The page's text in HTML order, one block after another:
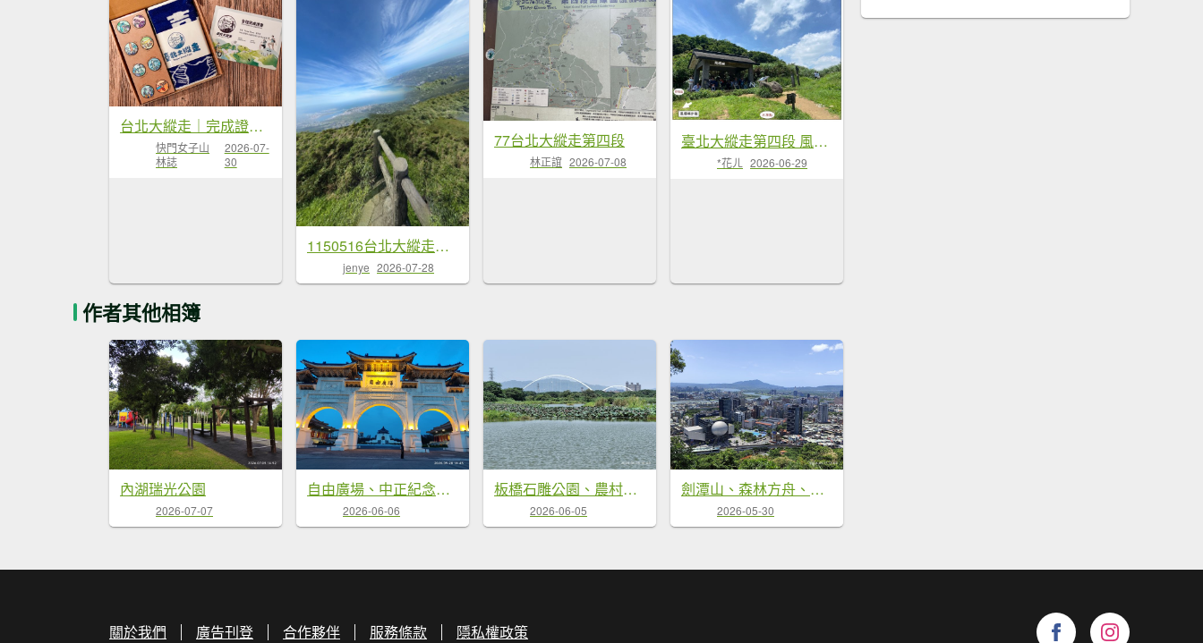
台北大縱走｜完成證書 x 徽章獎品 x 路線全攻略
快門女子山
林誌
2026-07-
30
1150516台北大縱走第2段
jenye 2026-07-28
77台北大縱走第四段
林正誼 2026-07-08
臺北大縱走第四段 風櫃嘴至捷運大湖公園站
*花ㄦ 2026-06-29
作者其他相簿
內湖瑞光公園
2026-07-07
自由廣場、中正紀念堂、國家戲劇院、國家音樂廳
2026-06-06
板橋石雕公園、農村公園、華江人工濕地、新海一期人工濕地、新月橋
2026-06-05
劍潭山、森林方舟、微風平台、圓山水神社、劍潭公園、八二三砲戰紀念公園
2026-05-30
關於我們 廣告刊登 合作夥伴 服務條款 隱私權政策